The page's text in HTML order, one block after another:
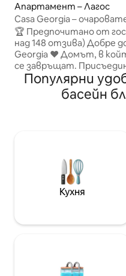
Апартамент – Лагос
Casa Georgia –
близо до всичко
🏆 Предпочитано от
над 148 отзива) Добре дошли в Casa
Georgia ♥️ Домът, в
се завръщат. Присъединете се към
гости от над 28 държа
истински „дом далеч от
Втори дом за над 30
над 50 отзива) • 🏊 20
басейна от терасата ви
Истинска кухня:
подправки, масла • 🛏️
Подходящи за бебета •
Популярни
басейн
Кухня